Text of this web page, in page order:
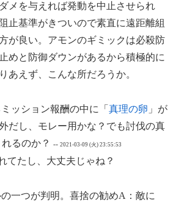
メを与えれば発動を中止させられ
止基準がきついので素直に遠距離組
が良い。アモンのギミックは必殺防
めと防御ダウンがあるから積極的に
あえず、こんな所だろうか。
ッション報酬の中に「真理の卵 」が
だし、モレー用かな？でも討伐の真
れるのか？--2021-03-09 (火) 23:55:53
てたし、大丈夫じゃね？
一つが判明。喜捨の勧めA：敵に